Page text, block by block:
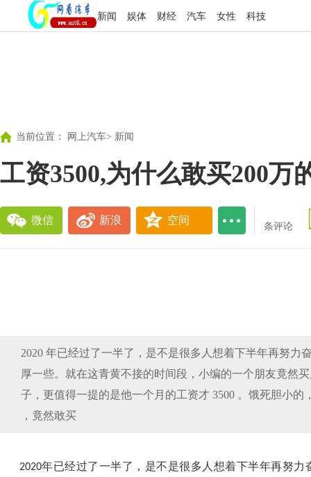
新闻 娱体 财经 汽车 女性 科技
当前位置： 网上汽车> 新闻
工资3500,为什么敢买200万
微信 新浪 空间
条评论
2020 年已经过了一半了，是不是很多人想着下半年再努力
厚一些。就在这青黄不接的时间段，小编的一个朋友竟然
子，更值得一提的是他一个月的工资才 3500 。饿死胆小的
，竟然敢买
2020年已经过了一半了，是不是很多人想着下半年再努力